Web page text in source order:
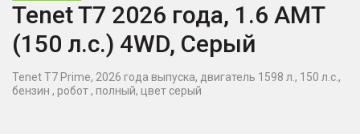
Tenet T7 2026 года, 1.6 AMT
(150 л.с.) 4WD, Серый
Tenet T7 Prime, 2026 года выпуска, двигатель 1598 л., 150 л.с.,
бензин , робот , полный, цвет серый